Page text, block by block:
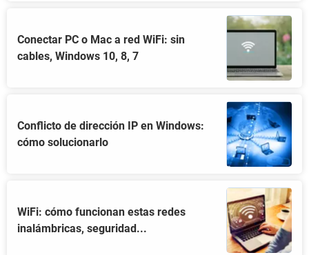
Conectar PC o Mac a red WiFi: sin
cables, Windows 10, 8, 7
Conflicto de dirección IP en Windows:
cómo solucionarlo
WiFi: cómo funcionan estas redes
inalámbricas, seguridad...